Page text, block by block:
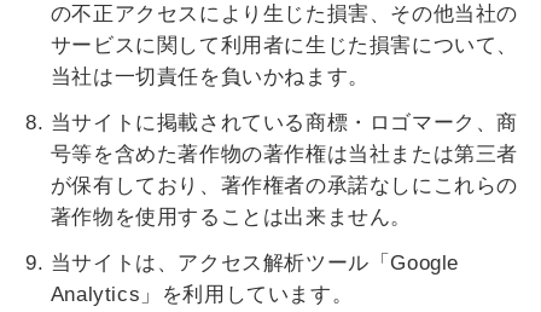
の不正アクセスにより生じた損害、その他当社の
サービスに関して利用者に生じた損害について、
当社は一切責任を負いかねます。
当サイトに掲載されている商標・ロゴマーク、商
号等を含めた著作物の著作権は当社または第三者
が保有しており、著作権者の承諾なしにこれらの
著作物を使用することは出来ません。
当サイトは、アクセス解析ツール「Google
Analytics」を利用しています。